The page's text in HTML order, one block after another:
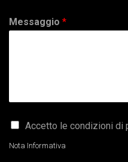
Messaggio *
G
P
Accetto le condizioni di
Nota Informativa